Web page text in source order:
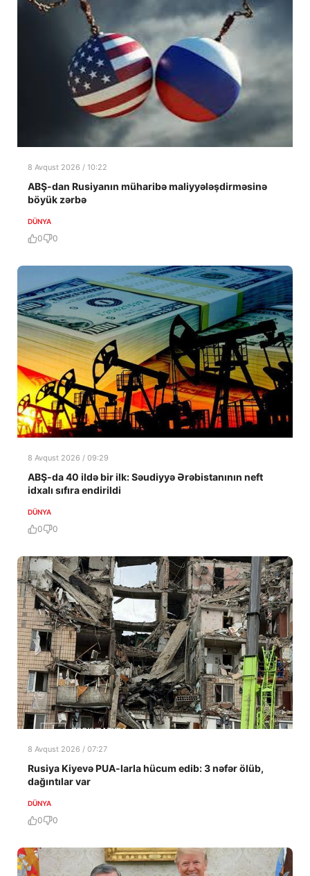
8 Avqust 2026 / 10:22
ABŞ-dan Rusiyanın müharibə maliyyələşdirməsinə
böyük zərbə
DÜNYA
0 0
8 Avqust 2026 / 09:29
ABŞ-da 40 ildə bir ilk: Səudiyyə Ərəbistanının neft
idxalı sıfıra endirildi
DÜNYA
0 0
8 Avqust 2026 / 07:27
Rusiya Kiyevə PUA-larla hücum edib: 3 nəfər ölüb,
dağıntılar var
DÜNYA
0 0